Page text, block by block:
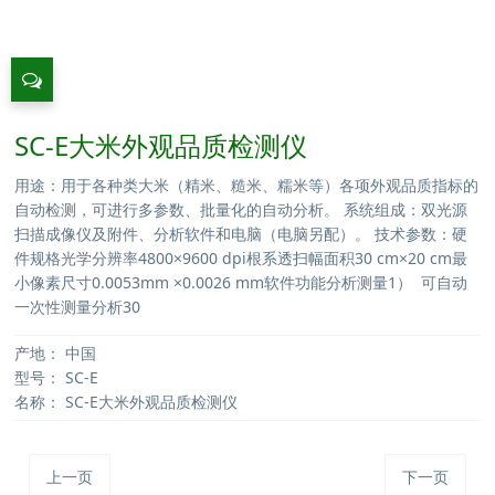
SC-E大米外观品质检测仪
用途：用于各种类大米（精米、糙米、糯米等）各项外观品质指标的
自动检测，可进行多参数、批量化的自动分析。 系统组成：双光源
扫描成像仪及附件、分析软件和电脑（电脑另配）。 技术参数：硬
件规格光学分辨率4800×9600 dpi根系透扫幅面积30 cm×20 cm最
小像素尺寸0.0053mm ×0.0026 mm软件功能分析测量1） 可自动
一次性测量分析30
产地： 中国
型号： SC-E
名称： SC-E大米外观品质检测仪
上一页 下一页